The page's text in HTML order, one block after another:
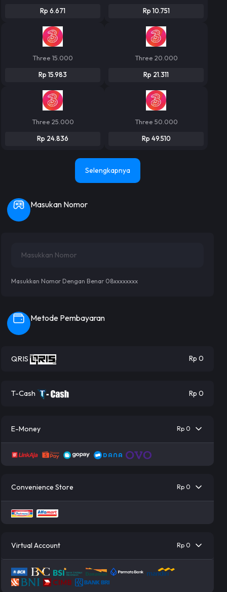
Rp 6.671 Rp 10.751
Three 15.000
Rp 15.983
Three 20.000
Rp 21.311
Three 25.000
Rp 24.836
Three 50.000
Rp 49.510
Selengkapnya
Masukan Nomor
Masukkan Nomor Dengan Benar 08xxxxxxxx
Metode Pembayaran
QRIS Rp 0
T-Cash Rp 0
E-Money Rp 0
Convenience Store Rp 0
Virtual Account Rp 0